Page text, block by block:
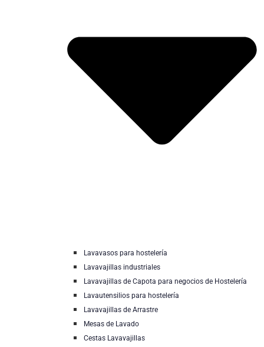
Lavavasos para hostelería
Lavavajillas industriales
Lavavajillas de Capota para negocios de Hostelería
Lavautensilios para hostelería
Lavavajillas de Arrastre
Mesas de Lavado
Cestas Lavavajillas